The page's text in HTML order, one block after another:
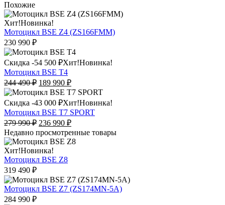
Похожие
Хит!Новинка!
Мотоцикл BSE Z4 (ZS166FMM)
230 990 ₽
Этот
товар
имеет
несколько
вариаций.
Опции
можно
выбрать
на
странице
товара.
Скидка -54 500 ₽Хит!Новинка!
Мотоцикл BSE Т4
244 490₽ Первоначальная
цена
составляла
244
490
₽.
189 990 ₽Текущая
цена:
189
990
₽.
Этот
товар
имеет
несколько
вариаций.
Опции
можно
выбрать
на
странице
товара.
Скидка -43 000 ₽Хит!Новинка!
Мотоцикл BSE T7 SPORT
279 990₽ Первоначальная
цена
составляла
279
990
236 990 ₽Текущая
цена:
236
Недавно просмотренные товары
Этот
товар
имеет
несколько
вариаций.
Опции
Хит!Новинка!
Мотоцикл BSE Z8
319 490 ₽
Этот
товар
Мотоцикл BSE Z7 (ZS174MN-5A)
284 990 ₽